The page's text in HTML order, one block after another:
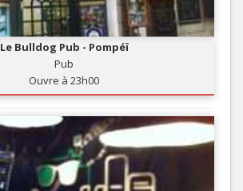
Le Bulldog Pub - Pompéï
Pub
Ouvre à 23h00